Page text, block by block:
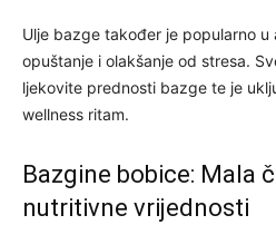
Ulje bazge također je popularno
opuštanje i olakšanje od stresa.
ljekovite prednosti bazge te je
wellness ritam.
Bazgine bobice: Mala
nutritivne vrijednosti